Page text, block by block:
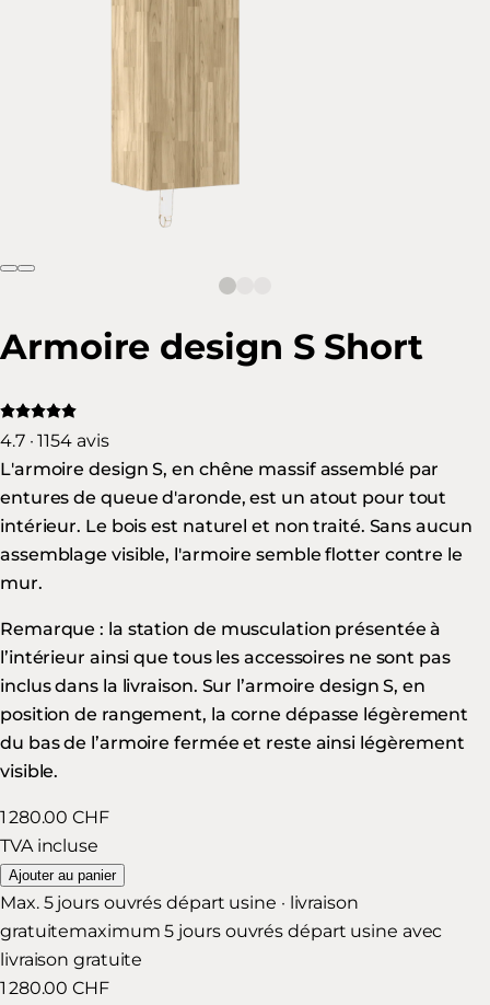
Armoire design S Short
4.7 · 1154 avis
L'armoire design S, en chêne massif assemblé par
entures de queue d'aronde, est un atout pour tout
intérieur. Le bois est naturel et non traité. Sans aucun
assemblage visible, l'armoire semble flotter contre le
mur.
Remarque : la station de musculation présentée à
l’intérieur ainsi que tous les accessoires ne sont pas
inclus dans la livraison. Sur l’armoire design S, en
position de rangement, la corne dépasse légèrement
du bas de l’armoire fermée et reste ainsi légèrement
visible.
1 280.00 CHF
TVA incluse
Ajouter au panier
Max. 5 jours ouvrés départ usine · livraison
gratuitemaximum 5 jours ouvrés départ usine avec
livraison gratuite
1 280.00 CHF